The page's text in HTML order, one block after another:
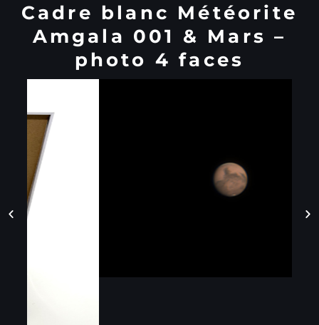
Cadre blanc Météorite
Amgala 001 & Mars –
photo 4 faces